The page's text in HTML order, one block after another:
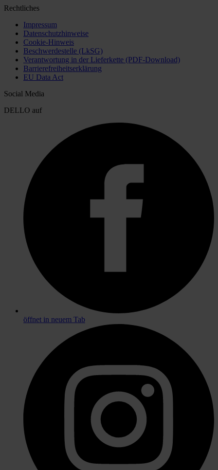
Rechtliches
Impressum
Datenschutzhinweise
Cookie-Hinweis
Beschwerdestelle (LkSG)
Verantwortung in der Lieferkette (PDF-Download)
Barrierefreiheitserklärung
EU Data Act
Social Media
DELLO auf
öffnet in neuem Tab